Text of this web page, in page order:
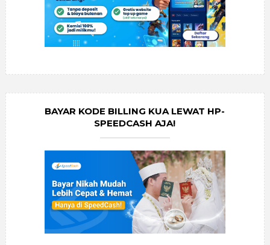
BAYAR KODE BILLING KUA LEWAT HP-
SPEEDCASH AJA!